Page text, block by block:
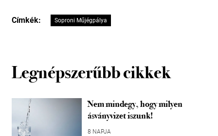
Címkék: Soproni Műjégpálya
Legnépszerűbb cikkek
Nem mindegy, hogy milyen
ásványvizet iszunk!
8 NAPJA